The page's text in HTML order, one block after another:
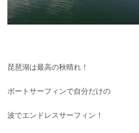
琵琶湖は最高の秋晴れ！
ボートサーフィンで自分だけの
波でエンドレスサーフィン！